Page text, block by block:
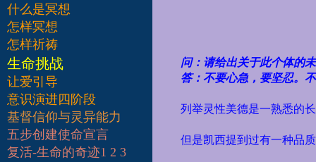
什么是冥想
怎样冥想
怎样祈祷
​生命挑战
让爱引导
意识演进四阶段
基督信仰与灵异能力
五步创建使命宣言
复活-生命的奇迹1 2 3
问：请给出关于此个体的
答：不要心急，要坚忍。
列举灵性美德是一熟悉的
但是凯西提到过有一种品